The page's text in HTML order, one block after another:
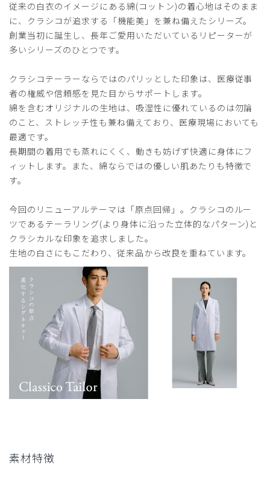
購入確認済み
厚さとても薄い 厚い
以前購入していたクラシコテーターの後継モデルを購入しま
した。
同じサイズでしたが、前よりも胴回りがゆったりでした。
商品：B20メンズ白衣:クラシコテーラー/白/M
購入確認済み
2026-04-03
年齢: 身長: 171-175cm
81-85kg
サイズ感
ストレッチ感よく伸びる
伸びない
厚さ
とても薄い
夫へのプレゼント
娘たちと夫へ定年退職と再就職の記念としてプレゼントしま
シャープなラインで、痩せてみえることや、ネームが入って
いることがうれしかったようです。
従来の白衣のイメージにある綿(コットン)の着心地はそのまま
に、クラシコが追求する「機能美」を兼ね備えたシリーズ。
創業当初に誕生し、長年ご愛用いただいているリピーターが
多いシリーズのひとつです。
クラシコテーラーならではのパリッとした印象は、医療従事
者の権威や信頼感を見た目からサポートします。
綿を含むオリジナルの生地は、吸湿性に優れているのは勿論
のこと、ストレッチ性も兼ね備えており、医療現場においても
最適です。
長期間の着用でも蒸れにくく、動きも妨げず快適に身体にフ
ィットします。また、綿ならではの優しい肌あたりも特徴で
す。
今回のリニューアルテーマは「原点回帰」。クラシコのルー
ツであるテーラリング(より身体に沿った立体的なパターン)と
クラシカルな印象を追求しました。
生地の白さにもこだわり、従来品から改良を重ねています。
素材特徴